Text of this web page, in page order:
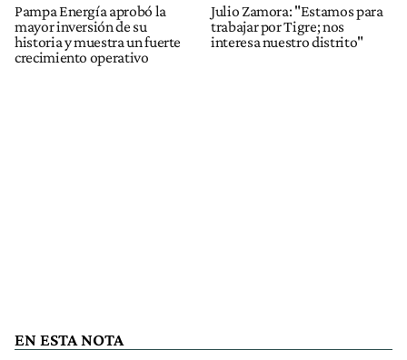
Pampa Energía aprobó la
mayor inversión de su
historia y muestra un fuerte
crecimiento operativo
Julio Zamora: "Estamos para
trabajar por Tigre; nos
interesa nuestro distrito"
EN ESTA NOTA